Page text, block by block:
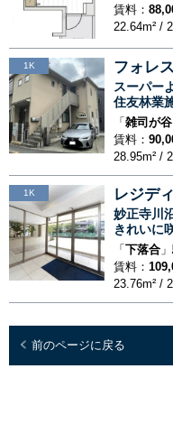
賃料：
22.64m² /
1K フォレ
スーパー
住友林業
「 雑司が谷
賃料：
28.95m² /
1K レジデ
妙正寺川
きれいに
「 下落合
賃料：
23.76m² /
前のページに戻る